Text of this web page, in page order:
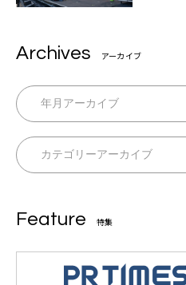
Archives アーカイブ
Feature 特集